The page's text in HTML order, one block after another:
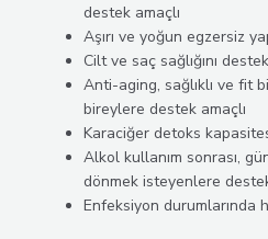
destek amaçlı
Aşırı ve yoğun egzersiz
Cilt ve saç sağlığını
Anti-aging, sağlıklı ve fit
bireylere destek amaçlı
Karaciğer detoks
Alkol kullanım sonrası,
dönmek isteyenlere
Enfeksiyon durumlarında